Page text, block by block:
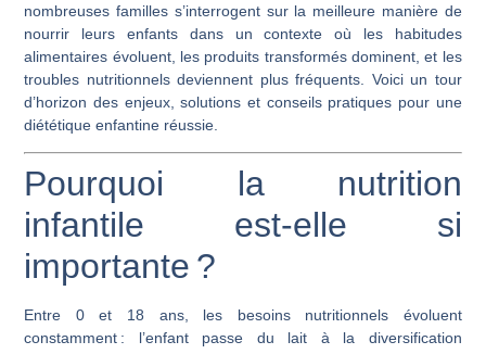
nombreuses familles s’interrogent sur la meilleure manière de
nourrir leurs enfants dans un contexte où les habitudes
alimentaires évoluent, les produits transformés dominent, et les
troubles nutritionnels deviennent plus fréquents. Voici un tour
d’horizon des enjeux, solutions et conseils pratiques pour une
diététique enfantine réussie.
Pourquoi la nutrition
infantile est-elle si
importante ?
Entre 0 et 18 ans, les besoins nutritionnels évoluent
constamment : l’enfant passe du lait à la diversification